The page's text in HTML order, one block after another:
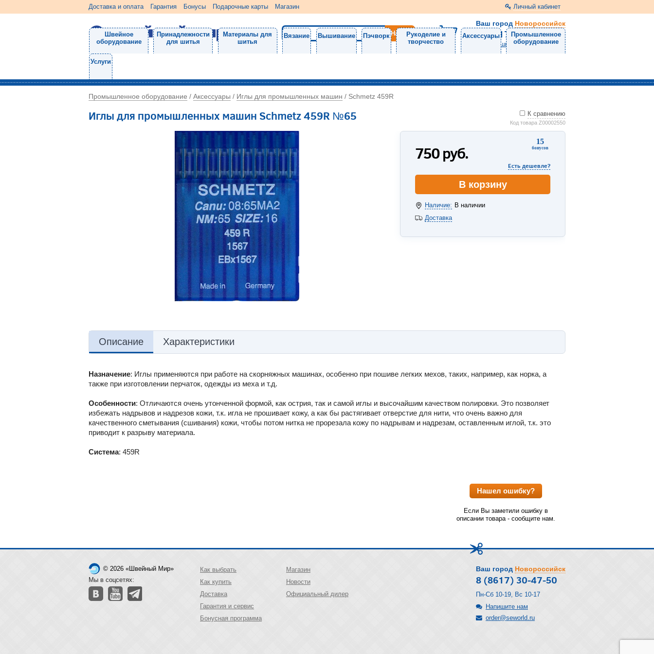
Доставка и оплата Гарантия Бонусы Подарочные карты Магазин Личный кабинет
Ваш город Новороссийск
8 (8617) 30-47-50
Напишите нам
Швейное
оборудование
Принадлежности
для шитья
Материалы для
шитья
Вязание Вышивание Пэчворк
Рукоделие и
творчество
Аксессуары
Промышленное
оборудование
Услуги
Промышленное оборудование / Аксессуары / Иглы для промышленных машин / Schmetz 459R
Иглы для промышленных машин Schmetz 459R №65 К сравнению
Код товара Z00002550
15
бонусов
750руб.
Есть дешевле?
В корзину
Наличие: В наличии
Доставка
Описание Характеристики
Назначение: Иглы применяются при работе на скорняжных машинах, особенно при пошиве легких мехов, таких, например, как норка, а
также при изготовлении перчаток, одежды из меха и т.д.
Особенности: Отличаются очень утонченной формой, как острия, так и самой иглы и высочайшим качеством полировки. Это позволяет
избежать надрывов и надрезов кожи, т.к. игла не прошивает кожу, а как бы растягивает отверстие для нити, что очень важно для
качественного сметывания (сшивания) кожи, чтобы потом нитка не прорезала кожу по надрывам и надрезам, оставленным иглой, т.к. это
приводит к разрыву материала.
Система: 459R
Нашел ошибку?
Если Вы заметили ошибку в
описании товара - сообщите нам.
© 2026 «Швейный Мир»
Мы в соцсетях:
Как выбрать
Как купить
Доставка
Гарантия и сервис
Бонусная программа
Магазин
Новости
Официальный дилер
Ваш город Новороссийск
8 (8617) 30-47-50
Пн-Сб 10-19, Вс 10-17
Напишите нам
order@seworld.ru